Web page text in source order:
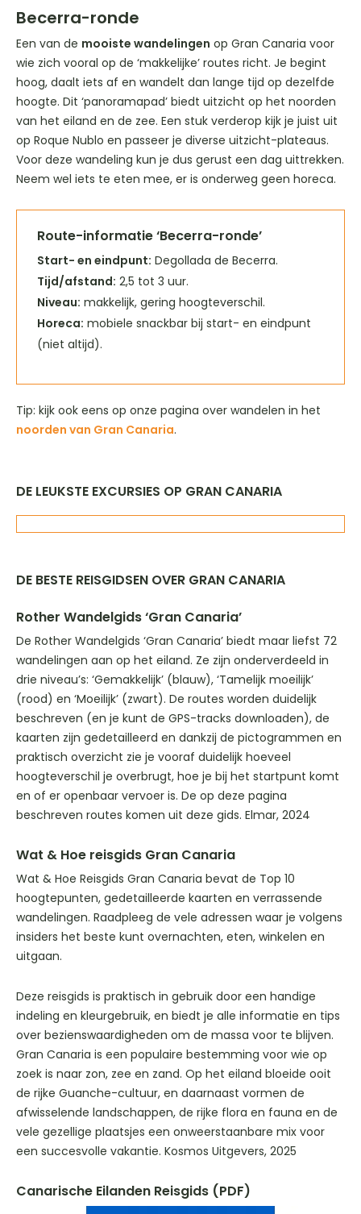
Becerra-ronde
Een van de mooiste wandelingen op Gran Canaria voor
wie zich vooral op de ‘makkelijke’ routes richt. Je begint
hoog, daalt iets af en wandelt dan lange tijd op dezelfde
hoogte. Dit ‘panoramapad’ biedt uitzicht op het noorden
van het eiland en de zee. Een stuk verderop kijk je juist uit
op Roque Nublo en passeer je diverse uitzicht-plateaus.
Voor deze wandeling kun je dus gerust een dag uittrekken.
Neem wel iets te eten mee, er is onderweg geen horeca.
Route-informatie ‘Becerra-ronde’
Start- en eindpunt: Degollada de Becerra.
Tijd/afstand: 2,5 tot 3 uur.
Niveau: makkelijk, gering hoogteverschil.
Horeca: mobiele snackbar bij start- en eindpunt
(niet altijd).
Tip: kijk ook eens op onze pagina over wandelen in het
noorden van Gran Canaria.
DE LEUKSTE EXCURSIES OP GRAN CANARIA
DE BESTE REISGIDSEN OVER GRAN CANARIA
Rother Wandelgids ‘Gran Canaria’
De Rother Wandelgids ‘Gran Canaria’ biedt maar liefst 72
wandelingen aan op het eiland. Ze zijn onderverdeeld in
drie niveau’s: ‘Gemakkelijk’ (blauw), ‘Tamelijk moeilijk’
(rood) en ‘Moeilijk’ (zwart). De routes worden duidelijk
beschreven (en je kunt de GPS-tracks downloaden), de
kaarten zijn gedetailleerd en dankzij de pictogrammen en
praktisch overzicht zie je vooraf duidelijk hoeveel
hoogteverschil je overbrugt, hoe je bij het startpunt komt
en of er openbaar vervoer is. De op deze pagina
beschreven routes komen uit deze gids. Elmar, 2024
Wat & Hoe reisgids Gran Canaria
Wat & Hoe Reisgids Gran Canaria bevat de Top 10
hoogtepunten, gedetailleerde kaarten en verrassende
wandelingen. Raadpleeg de vele adressen waar je volgens
insiders het beste kunt overnachten, eten, winkelen en
uitgaan.
Deze reisgids is praktisch in gebruik door een handige
indeling en kleurgebruik, en biedt je alle informatie en tips
over bezienswaardigheden om de massa voor te blijven.
Gran Canaria is een populaire bestemming voor wie op
zoek is naar zon, zee en zand. Op het eiland bloeide ooit
de rijke Guanche-cultuur, en daarnaast vormen de
afwisselende landschappen, de rijke flora en fauna en de
vele gezellige plaatsjes een onweerstaanbare mix voor
een succesvolle vakantie. Kosmos Uitgevers, 2025
Canarische Eilanden Reisgids (PDF)